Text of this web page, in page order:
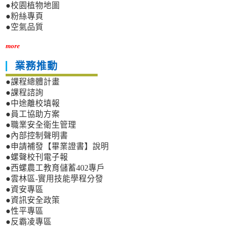
●校園植物地圖
●粉絲專頁
●空氣品質
more
業務推動
●課程總體計畫
●課程諮詢
●中途離校填報
●員工協助方案
●職業安全衛生管理
●內部控制聲明書
●申請補發【畢業證書】說明
●螺聲校刊電子報
●西螺農工教育儲蓄402專戶
●雲林區-實用技能學程分發
●資安專區
●資訊安全政策
●性平專區
●反霸凌專區